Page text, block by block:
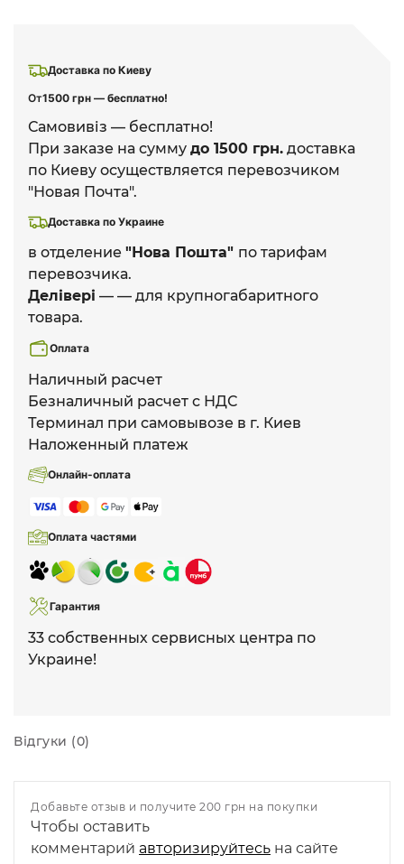
Доставка по Киеву
От1500 грн — бесплатно!
Самовивіз — бесплатно!
При заказе на сумму до 1500 грн. доставка
по Киеву осуществляется перевозчиком
"Новая Почта".
Доставка по Украине
в отделение "Нова Пошта" по тарифам
перевозчика.
Делівері — — для крупногабаритного
товара.
Оплата
Наличный расчет
Безналичный расчет с НДС
Терминал при самовывозе в г. Киев
Наложенный платеж
Онлайн-оплата
Оплата частями
Гарантия
33 собственных сервисных центра по
Украине!
Відгуки (0)
Добавьте отзыв и получите 200 грн на покупки
Чтобы оставить
комментарий авторизируйтесь на сайте